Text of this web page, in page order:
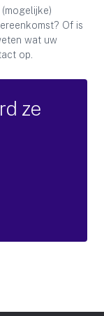
Of is
wat uw
op.
ze